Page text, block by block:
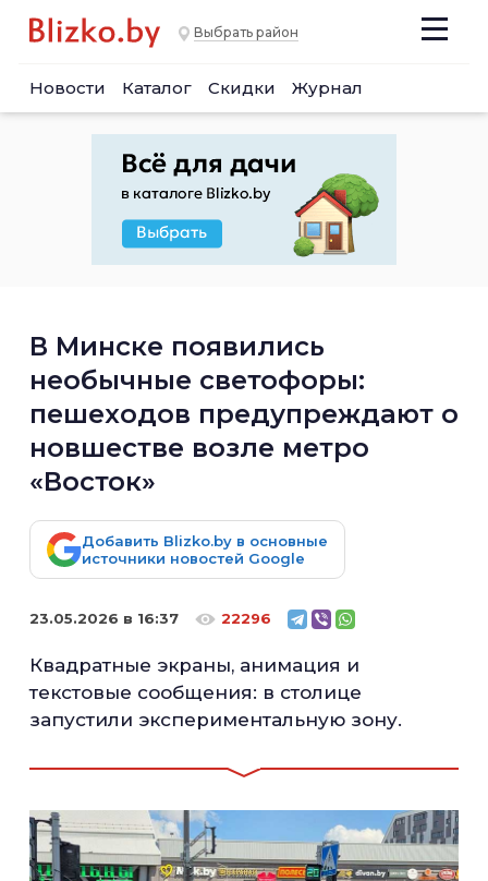
Выбрать район
Новости Каталог Скидки Журнал
В Минске появились
необычные светофоры:
пешеходов предупреждают о
новшестве возле метро
«Восток»
Добавить Blizko.by в основные
источники новостей Google
23.05.2026 в 16:37 22296
Квадратные экраны, анимация и
текстовые сообщения: в столице
запустили экспериментальную зону.